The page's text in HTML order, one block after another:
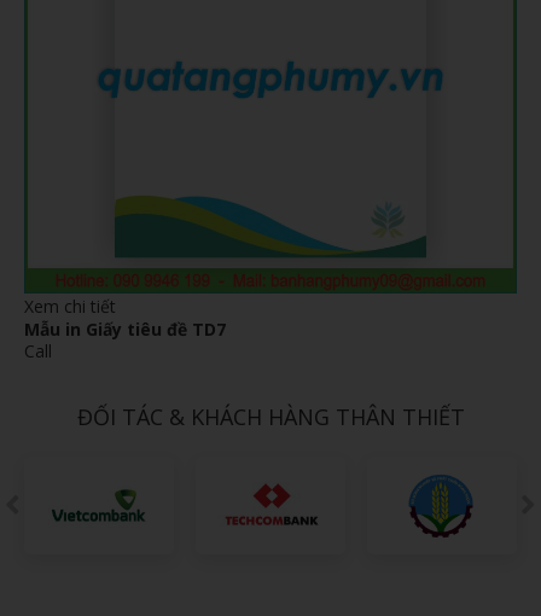
Xem chi tiết
Mẫu in Giấy tiêu đề TD7
Call
ĐỐI TÁC & KHÁCH HÀNG THÂN THIẾT